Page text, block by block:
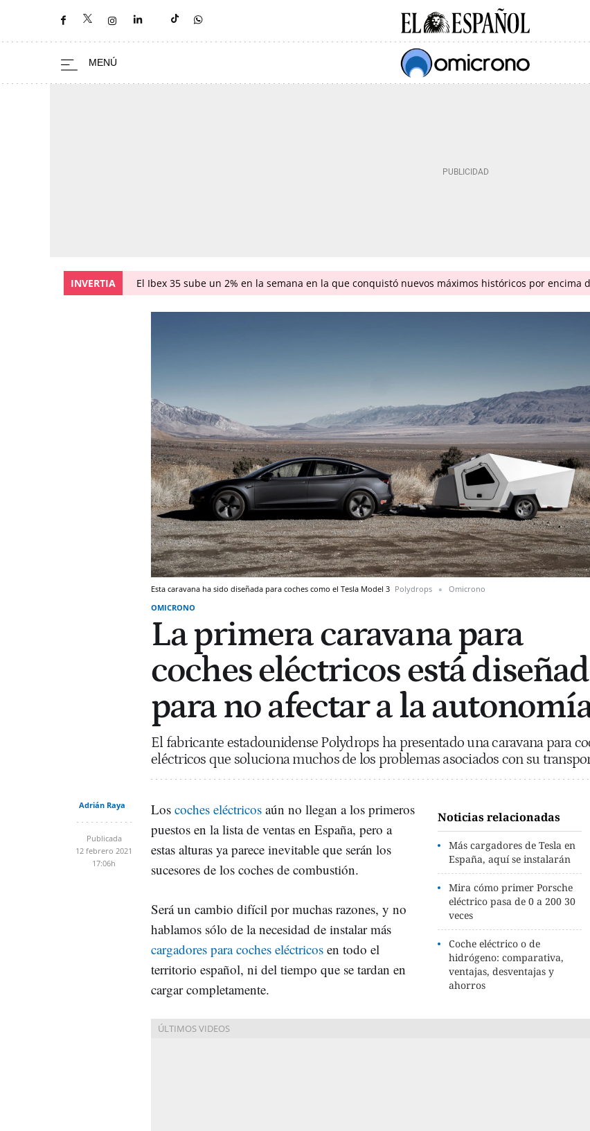
INVERTIA El Ibex 35 sube un 2% en la semana en la que conquistó nuevos máximos históricos por encima
Esta caravana ha sido diseñada para coches como el Tesla Model 3 Polydrops
Omicrono
OMICRONO
La primera caravana para
coches eléctricos está
para no afectar a la
El fabricante estadounidense Polydrops ha presentado una caravana para
eléctricos que soluciona muchos de los problemas asociados con su
Adrián Raya
Publicada
12 febrero 2021
17:06h
Noticias relacionadas
Más cargadores de Tesla en
España, aquí se instalarán
Mira cómo primer Porsche
eléctrico pasa de 0 a 200 30
veces
Coche eléctrico o de
hidrógeno: comparativa,
ventajas, desventajas y
ahorros
Los coches eléctricos aún no llegan a los primeros
puestos en la lista de ventas en España, pero a
estas alturas ya parece inevitable que serán los
sucesores de los coches de combustión.
Será un cambio difícil por muchas razones, y no
hablamos sólo de la necesidad de instalar más
cargadores para coches eléctricos en todo el
territorio español, ni del tiempo que se tardan en
cargar completamente.